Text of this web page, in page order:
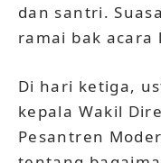
dan santri.
ramai bak acara
Di hari ketiga,
kepala Wakil
Pesantren